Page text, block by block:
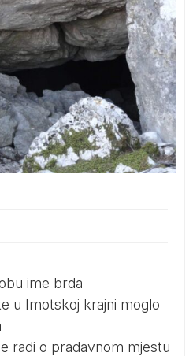
ime brda
u Imotskoj krajni moglo
radi o pradavnom mjestu